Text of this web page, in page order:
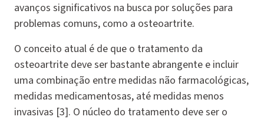
avanços significativos na busca por soluções para
problemas comuns, como a osteoartrite.
O conceito atual é de que o tratamento da
osteoartrite deve ser bastante abrangente e incluir
uma combinação entre medidas não farmacológicas,
medidas medicamentosas, até medidas menos
invasivas [3]. O núcleo do tratamento deve ser o